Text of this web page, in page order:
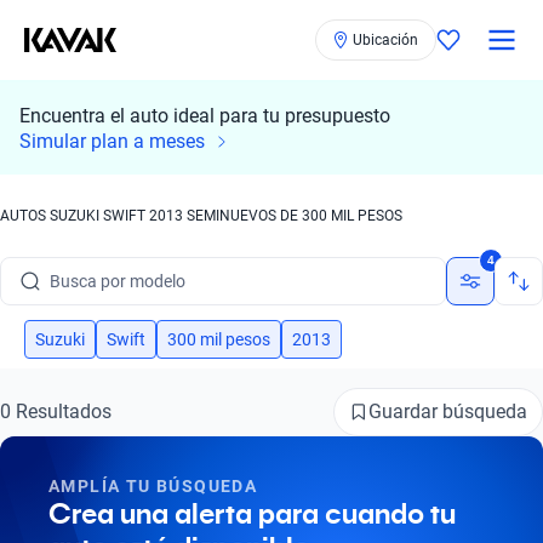
Ubicación
Encuentra el auto ideal para tu presupuesto
Simular plan a meses
AUTOS SUZUKI SWIFT 2013 SEMINUEVOS DE 300 MIL PESOS
Busca por modelo
Busca por versión
Busca por marca
Busca por modelo
4
Suzuki Swift 300 mil pesos 2013
0 Resultados Guardar búsqueda
AMPLÍA TU BÚSQUEDA
Crea una alerta para cuando tu